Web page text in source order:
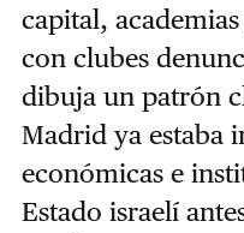
capital,
con clubes
dibuja un patrón
Madrid ya estaba
económicas e
Estado israelí